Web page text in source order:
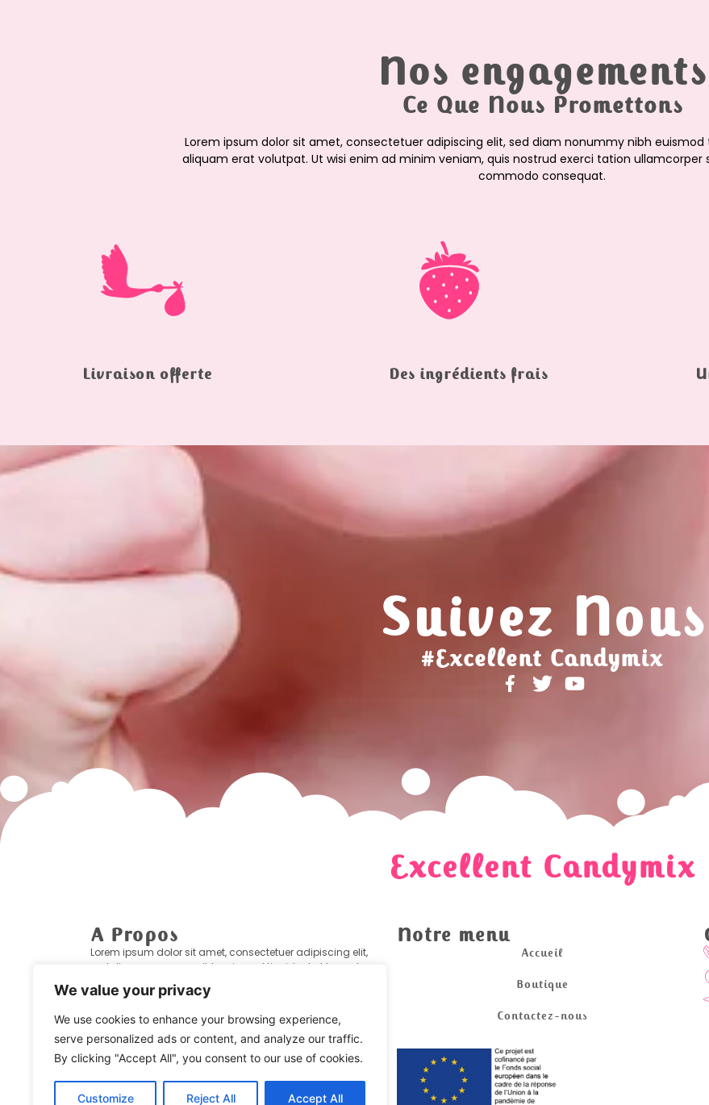
We value your privacy
We use cookies to enhance your browsing experience,
serve personalized ads or content, and analyze our traffic.
By clicking "Accept All", you consent to our use of cookies.
Customize Reject All Accept All
Nos engagements
Ce Que Nous Promettons
Lorem ipsum dolor sit amet, consectetuer adipiscing elit, sed diam nonummy nibh
aliquam erat volutpat. Ut wisi enim ad minim veniam, quis nostrud exerci tation ullamcorper
commodo consequat.
Livraison offerte Des ingrédients frais
Suivez Nous
#Excellent Candymix
Excellent Candymix
A Propos
Lorem ipsum dolor sit amet, consectetuer adipiscing elit,
sed diam nonummy nibh euismod tincidunt ut laoreet
dolore magna aliquam erat volutpat. Ut wisi enim ad
minim veniam, quis nostrud exerci tation ullamcorper
Notre menu
Accueil
Boutique
Contactez-nous